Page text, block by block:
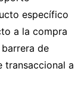
específico
a la compra
de
transaccional a